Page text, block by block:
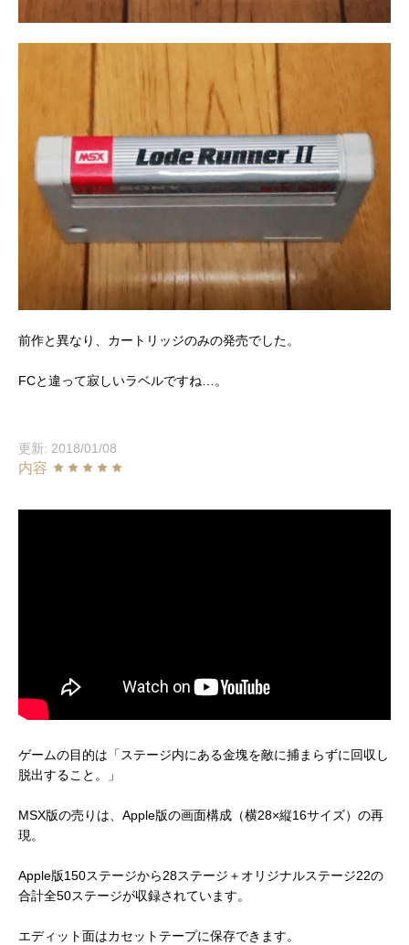
前作と異なり、カートリッジのみの発売でした。
FCと違って寂しいラベルですね…。
更新: 2018/01/08
内容
ゲームの目的は「ステージ内にある金塊を敵に捕まらずに回収し
脱出すること。」
MSX版の売りは、Apple版の画面構成（横28×縦16サイズ）の再
現。
Apple版150ステージから28ステージ＋オリジナルステージ22の
合計全50ステージが収録されています。
エディット面はカセットテープに保存できます。